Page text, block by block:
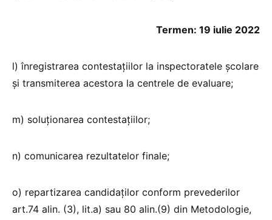
Termen: 19 iulie 2022
l) înregistrarea contestațiilor la inspectoratele școlare
și transmiterea acestora la centrele de evaluare;
m) soluţionarea contestațiilor;
n) comunicarea rezultatelor finale;
o) repartizarea candidaţilor conform prevederilor
art.74 alin. (3), lit.a) sau 80 alin.(9) din Metodologie,